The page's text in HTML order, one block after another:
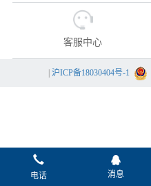
客服中心
沪ICP备18030404号-1
电话 消息